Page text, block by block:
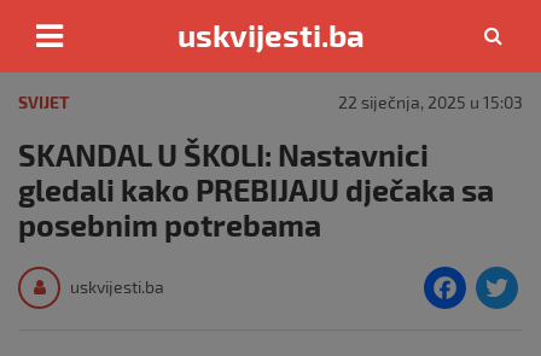
content
uskvijesti.ba
SVIJET 22 siječnja, 2025 u 15:03
SKANDAL U ŠKOLI: Nastavnici
gledali kako PREBIJAJU dječaka sa
posebnim potrebama
uskvijesti.ba
F